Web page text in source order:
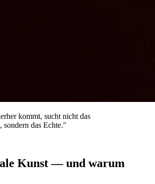
kommt, sucht nicht das
sondern das Echte."
Kunst — und warum